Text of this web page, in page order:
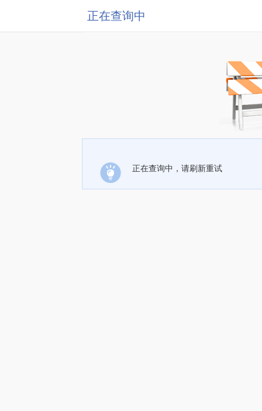
正在查询中
正在查询中，请刷新重试